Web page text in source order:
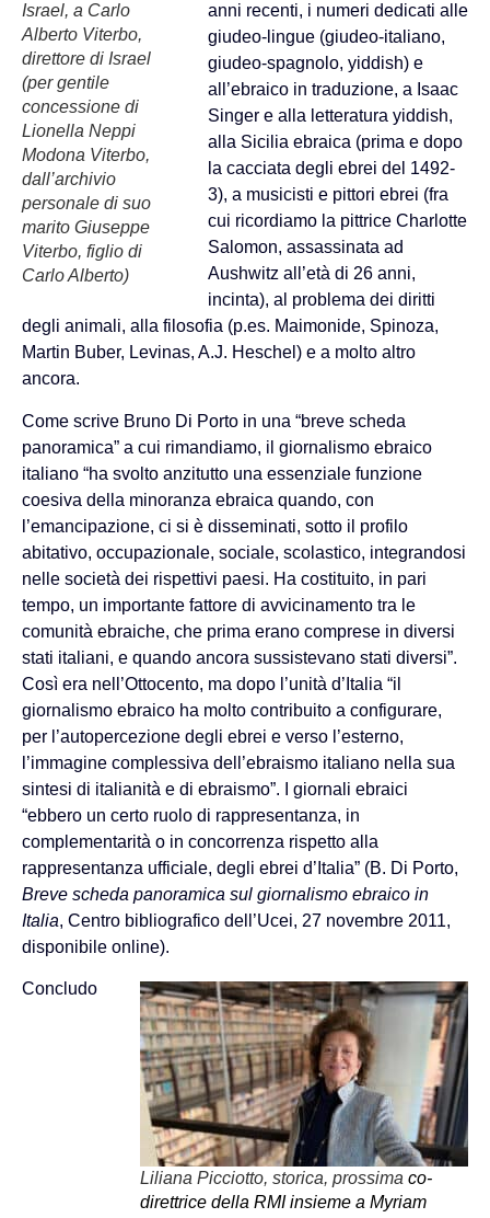
Israel, a Carlo
Alberto Viterbo,
direttore di Israel
(per gentile
concessione di
Lionella Neppi
Modona Viterbo,
dall’archivio
personale di suo
marito Giuseppe
Viterbo, figlio di
Carlo Alberto)
anni recenti, i numeri dedicati alle
giudeo-lingue (giudeo-italiano,
giudeo-spagnolo, yiddish) e
all’ebraico in traduzione, a Isaac
Singer e alla letteratura yiddish,
alla Sicilia ebraica (prima e dopo
la cacciata degli ebrei del 1492-
3), a musicisti e pittori ebrei (fra
cui ricordiamo la pittrice Charlotte
Salomon, assassinata ad
Aushwitz all’età di 26 anni,
incinta), al problema dei diritti
degli animali, alla filosofia (p.es. Maimonide, Spinoza,
Martin Buber, Levinas, A.J. Heschel) e a molto altro
ancora.
Come scrive Bruno Di Porto in una “breve scheda
panoramica” a cui rimandiamo, il giornalismo ebraico
italiano “ha svolto anzitutto una essenziale funzione
coesiva della minoranza ebraica quando, con
l’emancipazione, ci si è disseminati, sotto il profilo
abitativo, occupazionale, sociale, scolastico, integrandosi
nelle società dei rispettivi paesi. Ha costituito, in pari
tempo, un importante fattore di avvicinamento tra le
comunità ebraiche, che prima erano comprese in diversi
stati italiani, e quando ancora sussistevano stati diversi”.
Così era nell’Ottocento, ma dopo l’unità d’Italia “il
giornalismo ebraico ha molto contribuito a configurare,
per l’autopercezione degli ebrei e verso l’esterno,
l’immagine complessiva dell’ebraismo italiano nella sua
sintesi di italianità e di ebraismo”. I giornali ebraici
“ebbero un certo ruolo di rappresentanza, in
complementarità o in concorrenza rispetto alla
rappresentanza ufficiale, degli ebrei d’Italia” (B. Di Porto,
Breve scheda panoramica sul giornalismo ebraico in
Italia, Centro bibliografico dell’Ucei, 27 novembre 2011,
disponibile online).
Liliana Picciotto, storica, prossima co-
direttrice della RMI insieme a Myriam
Concludo